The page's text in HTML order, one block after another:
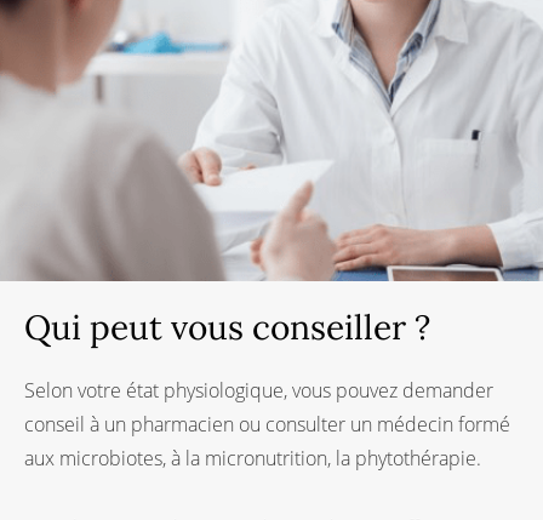
Qui peut vous conseiller ?
Selon votre état physiologique, vous pouvez demander
conseil à un pharmacien ou consulter un médecin formé
aux microbiotes, à la micronutrition, la phytothérapie.